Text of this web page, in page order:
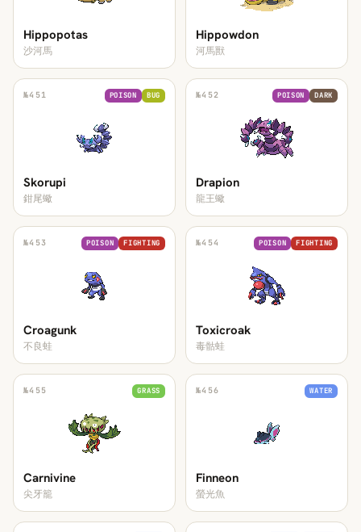
Hippopotas
沙河馬
Hippowdon
河馬獸
№451 POISON BUG
Skorupi
鉗尾蠍
№452 POISON DARK
Drapion
龍王蠍
№453 POISON FIGHTING
Croagunk
不良蛙
№454 POISON FIGHTING
Toxicroak
毒骷蛙
№455 GRASS
Carnivine
尖牙籠
№456 WATER
Finneon
螢光魚